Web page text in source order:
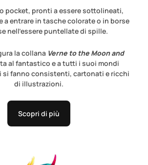
pocket, pronti a essere sottolineati,
a entrare in tasche colorate o in borse
nell’essere puntellate di spille.
la collana Verne to the Moon and
al fantastico e a tutti i suoi mondi
si fanno consistenti, cartonati e ricchi
di illustrazioni.
Scopri di più